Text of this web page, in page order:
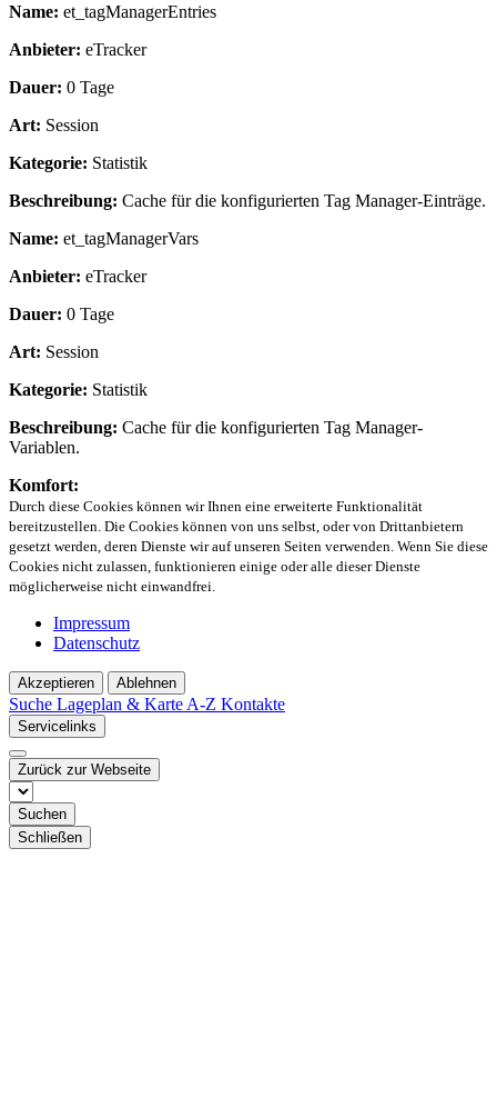
Name: et_tagManagerEntries
Anbieter: eTracker
Dauer: 0 Tage
Art: Session
Kategorie: Statistik
Beschreibung: Cache für die konfigurierten Tag Manager-Einträge.
Name: et_tagManagerVars
Anbieter: eTracker
Dauer: 0 Tage
Art: Session
Kategorie: Statistik
Beschreibung: Cache für die konfigurierten Tag Manager-
Variablen.
Komfort:
Durch diese Cookies können wir Ihnen eine erweiterte Funktionalität
bereitzustellen. Die Cookies können von uns selbst, oder von Drittanbietern
gesetzt werden, deren Dienste wir auf unseren Seiten verwenden. Wenn Sie diese
Cookies nicht zulassen, funktionieren einige oder alle dieser Dienste
möglicherweise nicht einwandfrei.
Impressum
Datenschutz
Akzeptieren Ablehnen
Suche Lageplan & Karte A-Z Kontakte
Servicelinks
Zurück zur Webseite
Suchen
Schließen